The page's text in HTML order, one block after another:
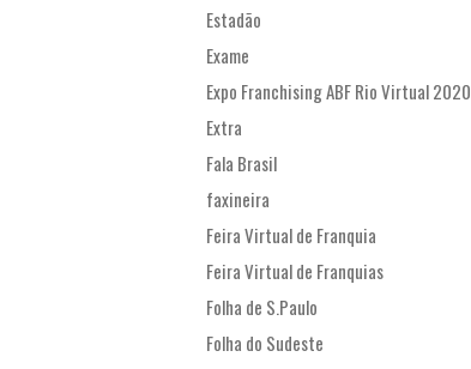
Estadão
Exame
Expo Franchising ABF Rio Virtual 2020
Extra
Fala Brasil
faxineira
Feira Virtual de Franquia
Feira Virtual de Franquias
Folha de S.Paulo
Folha do Sudeste